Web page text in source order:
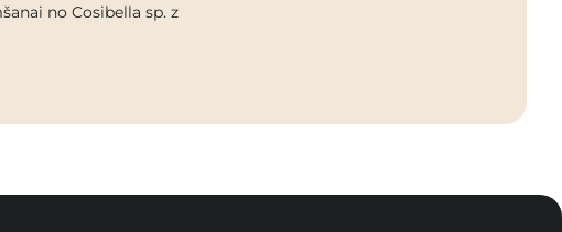
no Cosibella sp. z